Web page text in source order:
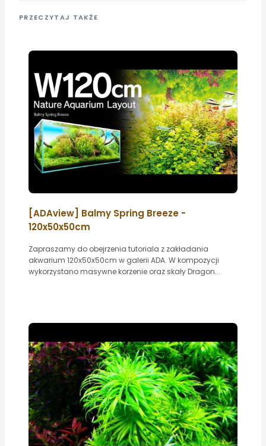
PRZECZYTAJ TAKŻE
[ADAview] Balmy Spring Breeze -
120x50x50cm
Zapraszamy do obejrzenia tutoriala z zakładania
akwarium 120x50x50cm w galerii ADA. W kompozycji
wykorzystano masywne korzenie oraz skały Dragon...